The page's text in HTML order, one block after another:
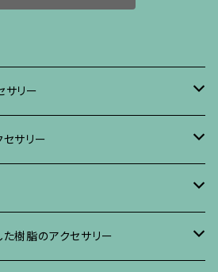
サリー
サリー
樹脂のアクセサリー